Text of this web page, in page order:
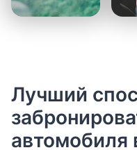
Лучший
автомобиля